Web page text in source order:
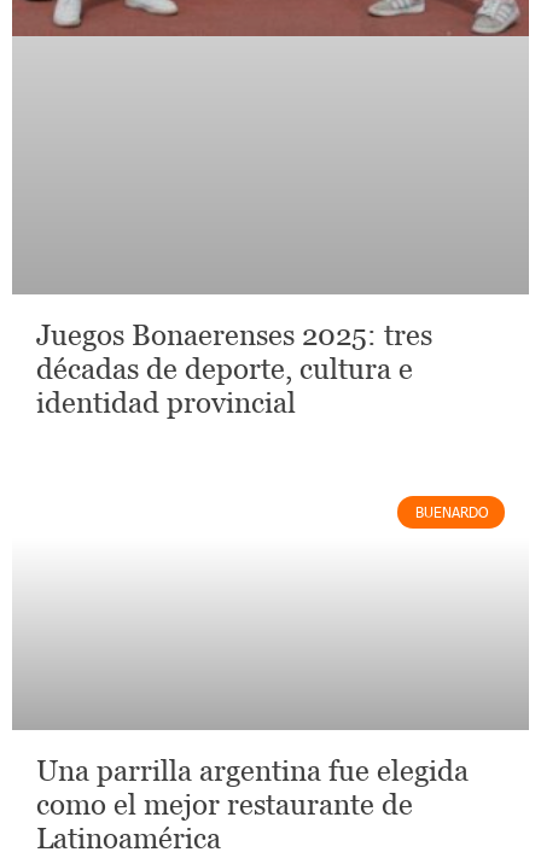
Juegos Bonaerenses 2025: tres
décadas de deporte, cultura e
identidad provincial
BUENARDO
Una parrilla argentina fue elegida
como el mejor restaurante de
Latinoamérica